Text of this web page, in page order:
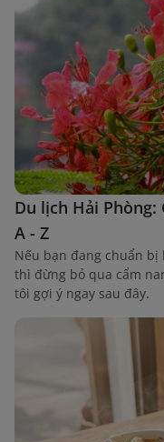
Du lịch Hải Phòng:
A - Z
Nếu bạn đang chuẩn bị
thì đừng bỏ qua cẩm
tôi gợi ý ngay sau đây.